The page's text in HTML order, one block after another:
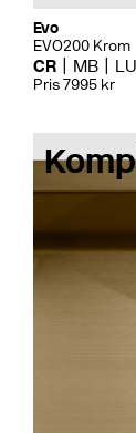
Evo
EVO200 Krom
CR MB LU
Pris 7995 kr